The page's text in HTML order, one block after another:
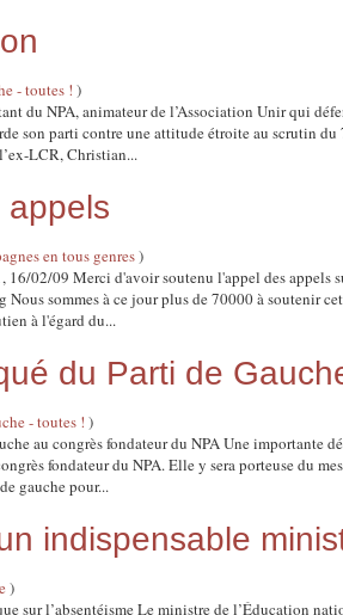
- toutes ! )
du NPA, animateur de l’Association Unir qui
son parti contre une attitude étroite au scrutin
LCR, Christian...
en tous genres)
16/02/09 Merci d'avoir soutenu l'appel des appels
Nous sommes à ce jour plus de 70000 à soutenir
à l'égard du...
du Parti de
- toutes ! )
au congrès fondateur du NPA Une importante
fondateur du NPA. Elle y sera porteuse du
gauche pour...
indispensable
)
sur l’absentéisme Le ministre de l’Éducation